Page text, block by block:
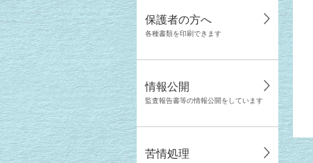
保護者の方へ
各種書類を印刷できます
情報公開
監査報告書等の情報公開をしています
苦情処理